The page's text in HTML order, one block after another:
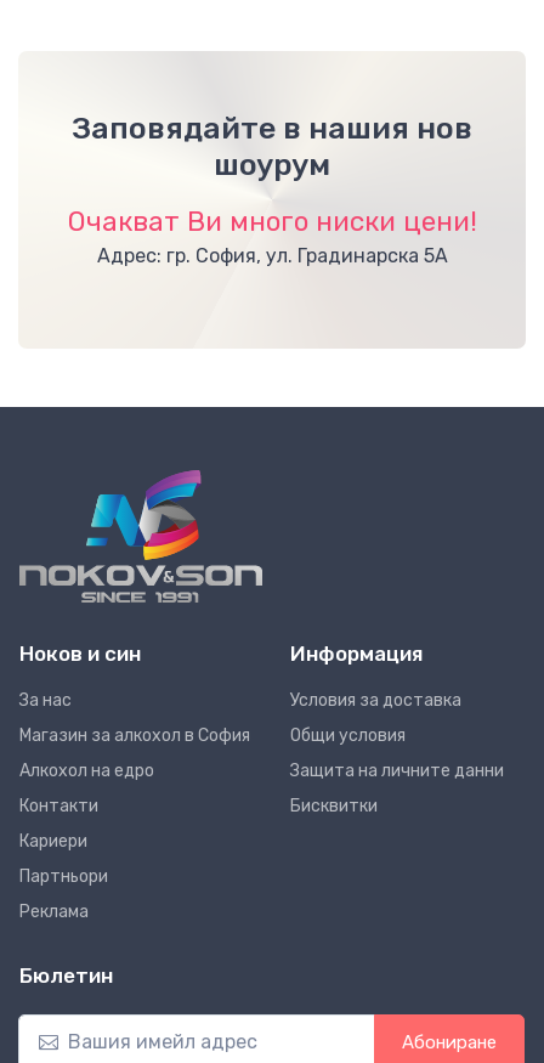
Заповядайте в нашия нов
шоурум
Очакват Ви много ниски цени!
Адрес: гр. София, ул. Градинарска 5А
Ноков и син
За нас
Магазин за алкохол в София
Алкохол на едро
Контакти
Кариери
Партньори
Реклама
Информация
Условия за доставка
Общи условия
Защита на личните данни
Бисквитки
Бюлетин
Абониране